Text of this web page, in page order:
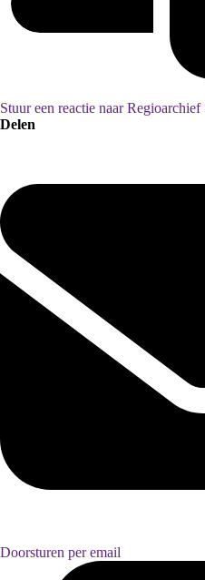
Stuur een reactie naar Regioarchief
Delen
Doorsturen per email